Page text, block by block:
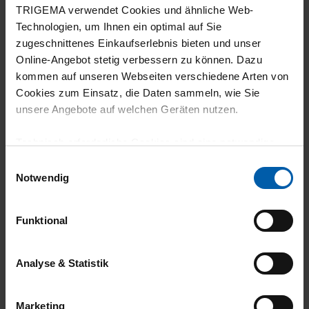
TRIGEMA verwendet Cookies und ähnliche Web-
Technologien, um Ihnen ein optimal auf Sie
zugeschnittenes Einkaufserlebnis bieten und unser
Online-Angebot stetig verbessern zu können. Dazu
kommen auf unseren Webseiten verschiedene Arten von
Cookies zum Einsatz, die Daten sammeln, wie Sie
unsere Angebote auf welchen Geräten nutzen.
grundlegende Funktionen wie etwa zur Auswahl und
gewährleisten.
Für die Darstellung personalisierter Angebote, Anzeigen
und Inhalte aufgrund Ihres Nutzerverhaltens und Ihres
Notwendig
Funktional
Analyse & Statistik
Marketing
Versand